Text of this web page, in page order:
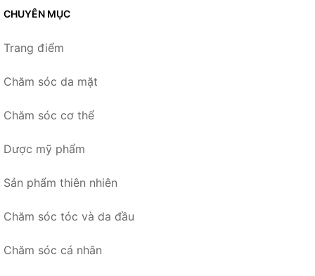
CHUYÊN MỤC
Trang điểm
Chăm sóc da mặt
Chăm sóc cơ thể
Dược mỹ phẩm
Sản phẩm thiên nhiên
Chăm sóc tóc và da đầu
Chăm sóc cá nhân